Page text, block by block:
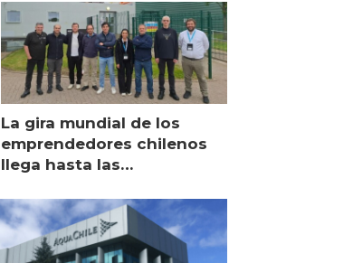
La gira mundial de los
emprendedores chilenos
llega hasta las
Escocia